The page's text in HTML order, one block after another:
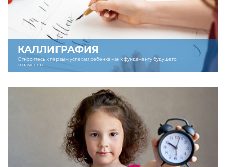
КАЛЛИГРАФИЯ
Относитесь к первым успехам ребенка как к фундаменту будущего
творчества.